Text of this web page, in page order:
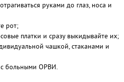
руками до глаз, носа и
рот;
платки и сразу выкидывайте их;
чашкой, стаканами и
с больными ОРВИ.